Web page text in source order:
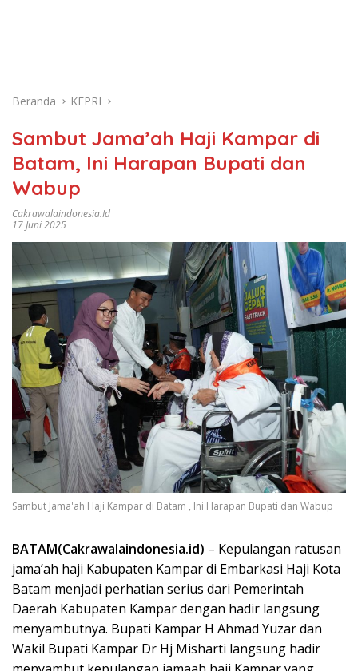
Beranda KEPRI
Sambut Jama’ah Haji Kampar di
Batam, Ini Harapan Bupati dan
Wabup
Cakrawalaindonesia.id
17 Juni 2025
Sambut Jama'ah Haji Kampar di Batam , Ini Harapan Bupati dan Wabup
BATAM(Cakrawalaindonesia.id) – Kepulangan ratusan
jama’ah haji Kabupaten Kampar di Embarkasi Haji Kota
Batam menjadi perhatian serius dari Pemerintah
Daerah Kabupaten Kampar dengan hadir langsung
menyambutnya. Bupati Kampar H Ahmad Yuzar dan
Wakil Bupati Kampar Dr Hj Misharti langsung hadir